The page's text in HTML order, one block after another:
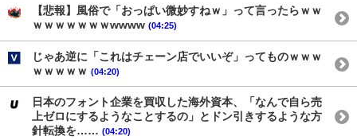
【悲報】風俗で「おっぱい微妙すねｗ」って言ったらｗｗ
ｗｗｗｗｗｗｗwwww (04:25)
じゃあ逆に「これはチェーン店でいいぞ」ってものｗｗｗ
ｗｗｗｗｗ (04:20)
日本のフォント企業を買収した海外資本、「なんで自ら売
上ゼロにするようなことするの」とドン引きするような方
針転換を…… (04:20)